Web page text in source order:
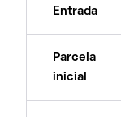
Entrada
Parcela
inicial